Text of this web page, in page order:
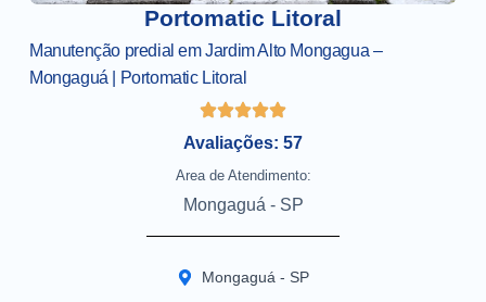
Portomatic Litoral
Manutenção predial em Jardim Alto Mongagua –
Mongaguá | Portomatic Litoral
Avaliações: 57
Area de Atendimento:
Mongaguá - SP
Mongaguá - SP